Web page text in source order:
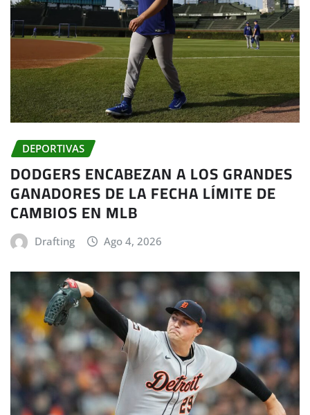
DEPORTIVAS
DODGERS ENCABEZAN A LOS GRANDES
GANADORES DE LA FECHA LÍMITE DE
CAMBIOS EN MLB
Drafting Ago 4, 2026